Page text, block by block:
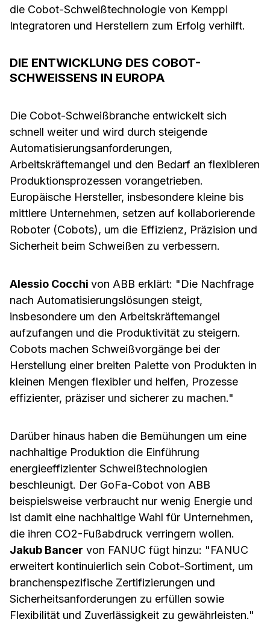
die Cobot-Schweißtechnologie von Kemppi
Integratoren und Herstellern zum Erfolg verhilft.
DIE ENTWICKLUNG DES COBOT-
SCHWEISSENS IN EUROPA
Die Cobot-Schweißbranche entwickelt sich
schnell weiter und wird durch steigende
Automatisierungsanforderungen,
Arbeitskräftemangel und den Bedarf an flexibleren
Produktionsprozessen vorangetrieben.
Europäische Hersteller, insbesondere kleine bis
mittlere Unternehmen, setzen auf kollaborierende
Roboter (Cobots), um die Effizienz, Präzision und
Sicherheit beim Schweißen zu verbessern.
Alessio Cocchi von ABB erklärt: "Die Nachfrage
nach Automatisierungslösungen steigt,
insbesondere um den Arbeitskräftemangel
aufzufangen und die Produktivität zu steigern.
Cobots machen Schweißvorgänge bei der
Herstellung einer breiten Palette von Produkten in
kleinen Mengen flexibler und helfen, Prozesse
effizienter, präziser und sicherer zu machen."
Darüber hinaus haben die Bemühungen um eine
nachhaltige Produktion die Einführung
energieeffizienter Schweißtechnologien
beschleunigt. Der GoFa-Cobot von ABB
beispielsweise verbraucht nur wenig Energie und
ist damit eine nachhaltige Wahl für Unternehmen,
die ihren CO2-Fußabdruck verringern wollen.
Jakub Bancer von FANUC fügt hinzu: "FANUC
erweitert kontinuierlich sein Cobot-Sortiment, um
branchenspezifische Zertifizierungen und
Sicherheitsanforderungen zu erfüllen sowie
Flexibilität und Zuverlässigkeit zu gewährleisten."